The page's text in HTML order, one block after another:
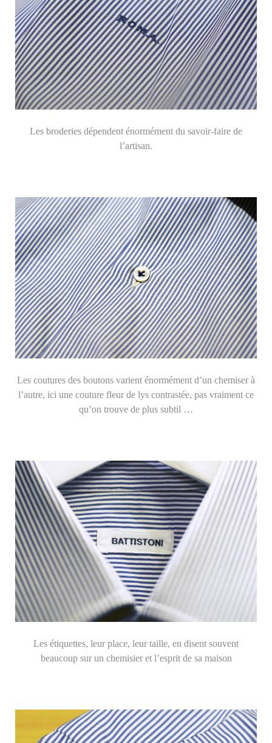
Les broderies dépendent énormément du savoir-faire de
l’artisan.
Les coutures des boutons varient énormément d’un chemiser à
l’autre, ici une couture fleur de lys contrastée, pas vraiment ce
qu’on trouve de plus subtil …
Les étiquettes, leur place, leur taille, en disent souvent
beaucoup sur un chemisier et l’esprit de sa maison